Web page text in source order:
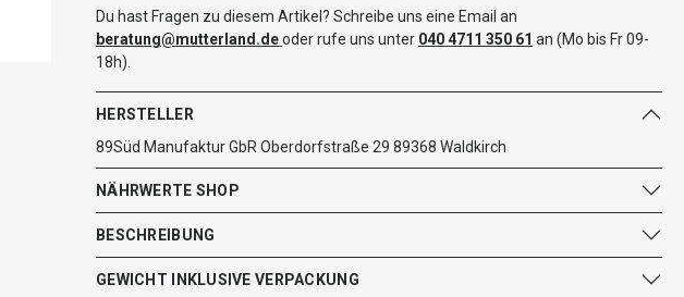
Du hast Fragen zu diesem Artikel? Schreibe uns eine Email an
beratung@mutterland.deoder rufe uns unter 040 4711 350 61 an (Mo bis Fr 09-
18h).
HERSTELLER
89Süd Manufaktur GbR Oberdorfstraße 29 89368 Waldkirch
NÄHRWERTE SHOP
BESCHREIBUNG
GEWICHT INKLUSIVE VERPACKUNG